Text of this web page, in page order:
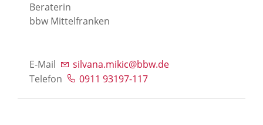
Beraterin
bbw Mittelfranken
E-Mail
silvana.mikic@bbw.de
Telefon
0911 93197-117